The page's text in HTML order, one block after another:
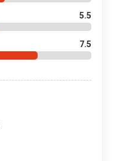
5.5
7.5